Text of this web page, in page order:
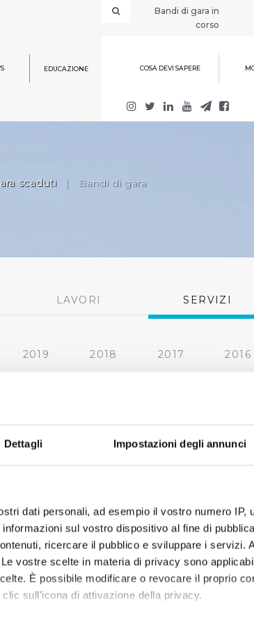
Dettagli Impostazioni degli annunci
dati personali, ad esempio il vostro numero IP,
sul vostro dispositivo al fine di
ricercare il pubblico e sviluppare i servizi.
vostre scelte in materia di privacy sono
È possibile modificare o revocare il proprio
sull'icona di attivazione della privacy.
Bandi di gara in
corso
EDUCAZIONE COSA DEVI SAPERE
scaduti | Bandi di gara
LAVORI SERVIZI
2019 2018 2017 2016
‹ precedente 1 2 3